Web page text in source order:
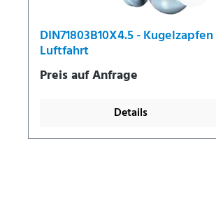
DIN71803B10X4.5 -
Luftfahrt
Preis auf Anfrage
Details